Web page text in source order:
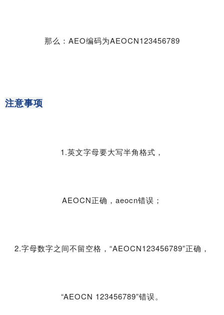
那么：AEO编码为AEOCN123456789
注意事项
1.英文字母要大写半角格式，
AEOCN正确，aeocn错误；
2.字母数字之间不留空格，“AEOCN123456789”正确，
“AEOCN 123456789”错误。